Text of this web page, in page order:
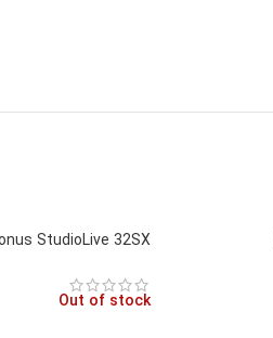
StudioLive 32SX
Out of stock